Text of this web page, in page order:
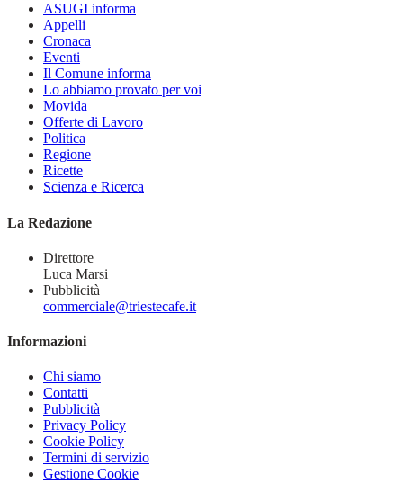
ASUGI informa
Appelli
Cronaca
Eventi
Il Comune informa
Lo abbiamo provato per voi
Movida
Offerte di Lavoro
Politica
Regione
Ricette
Scienza e Ricerca
La Redazione
Direttore
Luca Marsi
Pubblicità
commerciale@triestecafe.it
Informazioni
Chi siamo
Contatti
Pubblicità
Privacy Policy
Cookie Policy
Termini di servizio
Gestione Cookie